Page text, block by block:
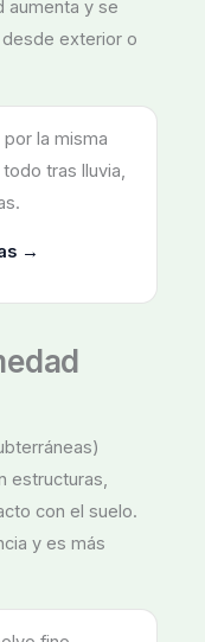
aumenta y se
exterior o
la misma
tras lluvia,
→
estructuras,
con el suelo.
y es más